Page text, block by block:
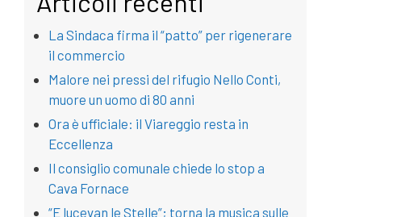
La Sindaca firma il “patto” per rigenerare
il commercio
Malore nei pressi del rifugio Nello Conti,
muore un uomo di 80 anni
Ora è ufficiale: il Viareggio resta in
Eccellenza
Il consiglio comunale chiede lo stop a
Cava Fornace
“E lucevan le Stelle”; torna la musica sulle